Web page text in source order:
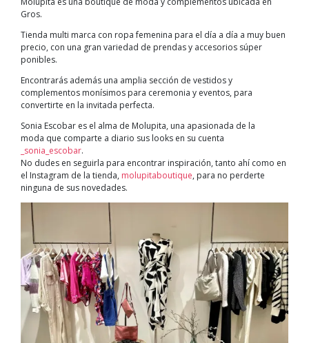
Gros.
Tienda multi marca con ropa femenina para el día a día a muy buen
precio, con una gran variedad de prendas y accesorios súper
ponibles.
Encontrarás además una amplia sección de vestidos y
complementos monísimos para ceremonia y eventos, para
convertirte en la invitada perfecta.
Sonia Escobar es el alma de Molupita, una apasionada de la
moda que comparte a diario sus looks en su cuenta
_sonia_escobar.
No dudes en seguirla para encontrar inspiración, tanto ahí como en
el Instagram de la tienda, molupitaboutique, para no perderte
ninguna de sus novedades.